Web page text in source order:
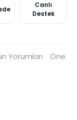
Canlı
Destek
Yorumları